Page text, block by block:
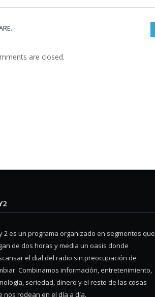
are closed.
2 es un programa organizado en segmentos que
de dos horas y media un oasis donde
el dial del radio sin preocupación de
Combinamos información, entretenimiento,
seriedad, dinero y el resto de las cosas
nos rodean en el día a día.